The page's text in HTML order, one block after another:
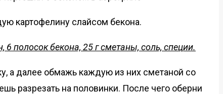
картофелину слайсом бекона.
6 полосок бекона, 25 г сметаны, соль, специи.
а далее обмажь каждую из них сметаной со
разрезать на половинки. После чего оберни